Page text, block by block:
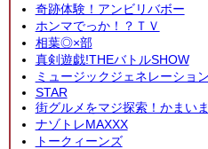
奇跡体験！アンビリバボー
ホンマでっか！？ＴＶ
相葉◎×部
真剣遊戯!THEバトルSHOW
ミュージックジェネレーション
STAR
街グルメをマジ探索！かまい
ナゾトレMAXXX
トークィーンズ